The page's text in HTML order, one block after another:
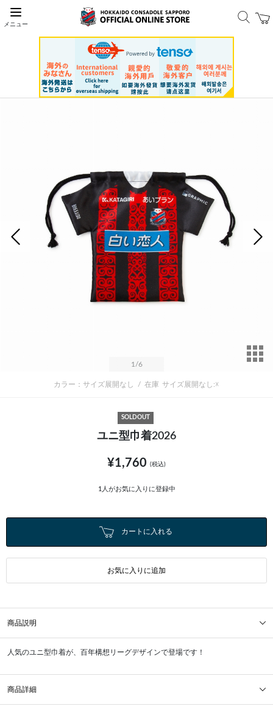
メニュー
前の画像
1 /6
カラー：サイズ展開なし / 在庫 サイズ展開なし:☓
SOLDOUT
ユニ型巾着2026
¥1,760 (税込)
1 人がお気に入りに登録中
カートに入れる
お気に入りに追加
商品説明
人気のユニ型巾着が、百年構想リーグデザインで登場です！
商品詳細